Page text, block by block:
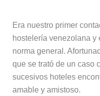
Era nuestro primer
hostelería venezolana y
norma general.
que se trató de un caso
sucesivos hoteles
amable y amistoso.